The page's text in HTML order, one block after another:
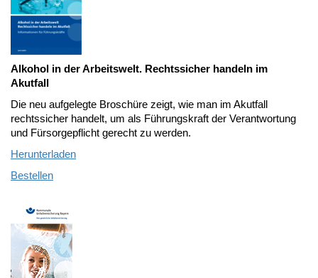
Alkohol in der Arbeitswelt. Rechtssicher handeln im
Akutfall
Die neu aufgelegte Broschüre zeigt, wie man im Akutfall
rechtssicher handelt, um als Führungskraft der Verantwortung
und Fürsorgepflicht gerecht zu werden.
Herunterladen
Bestellen